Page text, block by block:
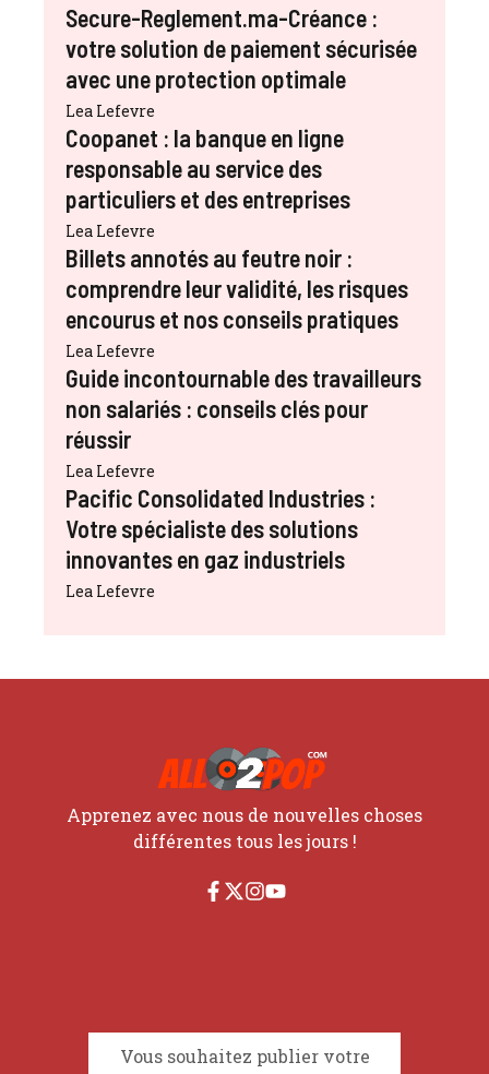
Secure-Reglement.ma-Créance :
votre solution de paiement sécurisée
avec une protection optimale
Lea Lefevre
Coopanet : la banque en ligne
responsable au service des
particuliers et des entreprises
Lea Lefevre
Billets annotés au feutre noir :
comprendre leur validité, les risques
encourus et nos conseils pratiques
Lea Lefevre
Guide incontournable des travailleurs
non salariés : conseils clés pour
réussir
Lea Lefevre
Pacific Consolidated Industries :
Votre spécialiste des solutions
innovantes en gaz industriels
Lea Lefevre
Apprenez avec nous de nouvelles choses
différentes tous les jours !
Vous souhaitez publier votre